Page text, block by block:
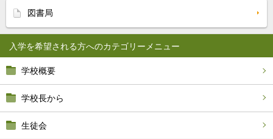
入学を希望される方へ
学校概要
学校長から
生徒会
図書局